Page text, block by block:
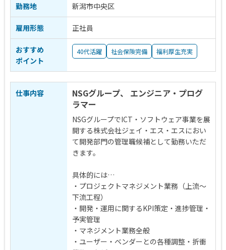
勤務地 新潟市中央区
雇用形態 正社員
おすすめ
ポイント
40代活躍 社会保険完備 福利厚生充実
仕事内容
NSGグループ、 エンジニア・プログ
ラマー
NSGグループでICT・ソフトウェア事業を展
開する株式会社ジェイ・エス・エスにおい
て開発部門の管理職候補として勤務いただ
きます。
具体的には…
・プロジェクトマネジメント業務（上流～
下流工程）
・開発・運用に関するKPI策定・進捗管理・
予実管理
・マネジメント業務全般
・ユーザー・ベンダーとの各種調整・折衝